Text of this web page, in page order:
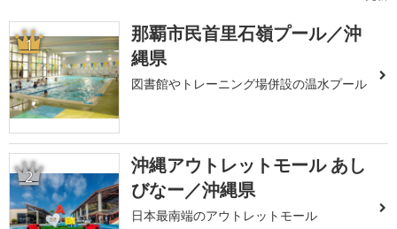
1
那覇市民首里石嶺プール／沖
縄県
図書館やトレーニング場併設の温水プール
2
沖縄アウトレットモール あし
びなー／沖縄県
日本最南端のアウトレットモール